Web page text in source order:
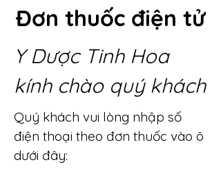
Đơn thuốc điện tử
Y Dược Tinh Hoa
kính chào quý khách
Quý khách vui lòng nhập số
điện thoại theo đơn thuốc vào ô
dưới đây: